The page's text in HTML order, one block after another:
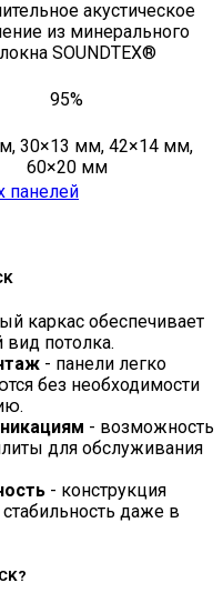
акустическое
из минерального
SOUNDTEX®
95%
30×13 мм, 42×14 мм,
60×20 мм
панелей
каркас обеспечивает
потолка.
- панели легко
без необходимости
- возможность
для обслуживания
- конструкция
даже в